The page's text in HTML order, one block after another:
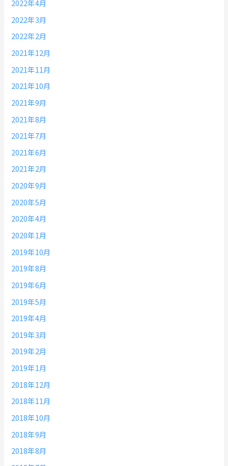
2022年4月
2022年3月
2022年2月
2021年12月
2021年11月
2021年10月
2021年9月
2021年8月
2021年7月
2021年6月
2021年2月
2020年9月
2020年5月
2020年4月
2020年1月
2019年10月
2019年8月
2019年6月
2019年5月
2019年4月
2019年3月
2019年2月
2019年1月
2018年12月
2018年11月
2018年10月
2018年9月
2018年8月